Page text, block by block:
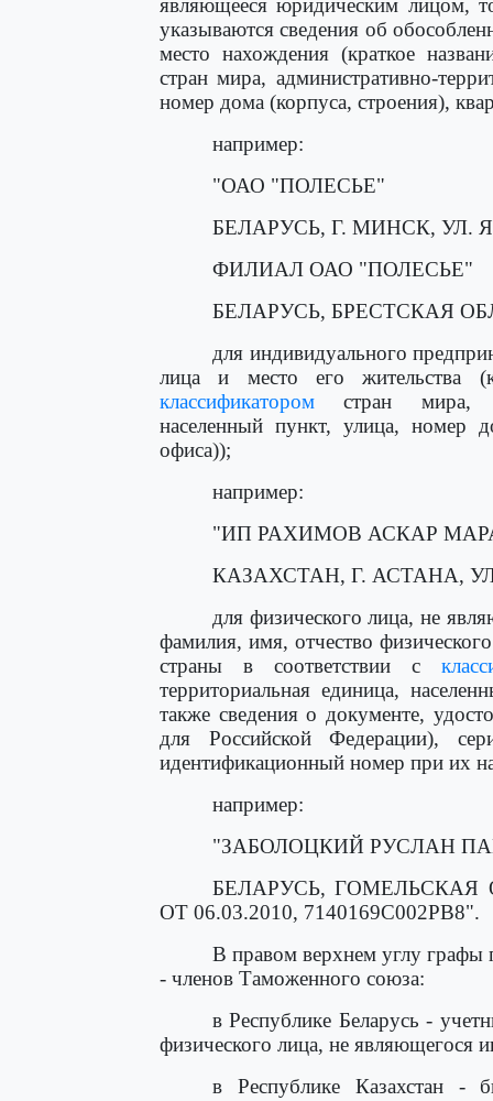
являющееся юридическим лицом,
указываются сведения об
место нахождения (краткое
стран мира, административно-
номер дома (корпуса, строения),
например:
"ОАО "ПОЛЕСЬЕ"
БЕЛАРУСЬ, Г. МИНСК, УЛ.
ФИЛИАЛ ОАО "ПОЛЕСЬЕ"
БЕЛАРУСЬ, БРЕСТСКАЯ
для индивидуального
лица и место его жительства
классификатором стран мира,
населенный пункт, улица, номер
офиса));
например:
"ИП РАХИМОВ АСКАР
КАЗАХСТАН, Г. АСТАНА,
для физического лица, не
фамилия, имя, отчество
страны в соответствии с
территориальная единица,
также сведения о документе,
для Российской Федерации),
идентификационный номер при их
например:
"ЗАБОЛОЦКИЙ РУСЛАН
БЕЛАРУСЬ, ГОМЕЛЬСКАЯ
ОТ 06.03.2010, 7140169С002РВ8".
В правом верхнем углу графы
- членов Таможенного союза:
в Республике Беларусь -
физического лица, не являющегося
в Республике Казахстан -